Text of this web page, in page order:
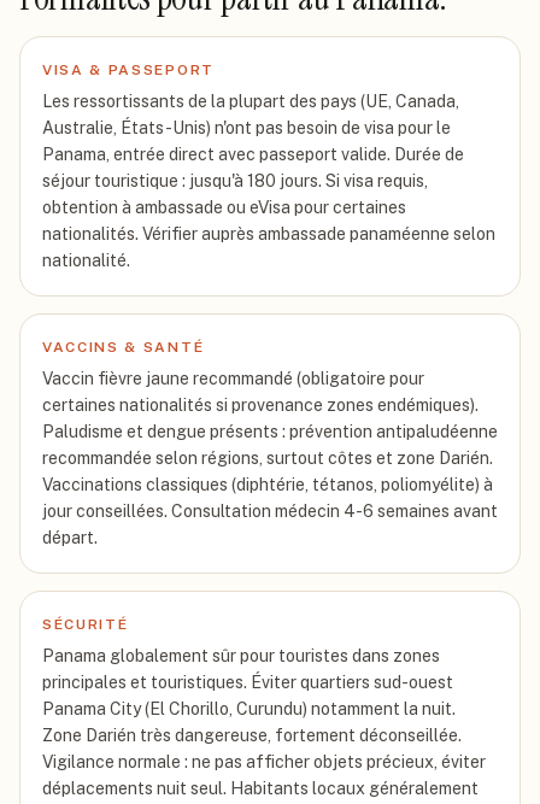
VISA & PASSEPORT
Les ressortissants de la plupart des pays (UE, Canada,
Australie, États-Unis) n'ont pas besoin de visa pour le
Panama, entrée direct avec passeport valide. Durée de
séjour touristique : jusqu'à 180 jours. Si visa requis,
obtention à ambassade ou eVisa pour certaines
nationalités. Vérifier auprès ambassade panaméenne selon
nationalité.
VACCINS & SANTÉ
Vaccin fièvre jaune recommandé (obligatoire pour
certaines nationalités si provenance zones endémiques).
Paludisme et dengue présents : prévention antipaludéenne
recommandée selon régions, surtout côtes et zone Darién.
Vaccinations classiques (diphtérie, tétanos, poliomyélite) à
jour conseillées. Consultation médecin 4-6 semaines avant
départ.
SÉCURITÉ
Panama globalement sûr pour touristes dans zones
principales et touristiques. Éviter quartiers sud-ouest
Panama City (El Chorillo, Curundu) notamment la nuit.
Zone Darién très dangereuse, fortement déconseillée.
Vigilance normale : ne pas afficher objets précieux, éviter
déplacements nuit seul. Habitants locaux généralement